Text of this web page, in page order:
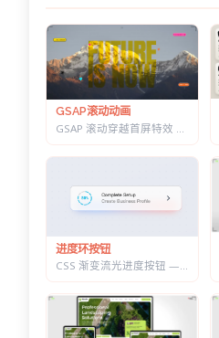
GSAP滚动动画
进度环按钮
CSS 渐变流光进度按钮 — 底部光晕描边，悬停自动涨进度